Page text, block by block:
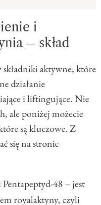
i
– skład
aktywne, które
działanie
i liftingujące. Nie
ale poniżej możecie
są kluczowe. Z
się na stronie
Pentapeptyd-48 – jest
royalaktyny, czyli